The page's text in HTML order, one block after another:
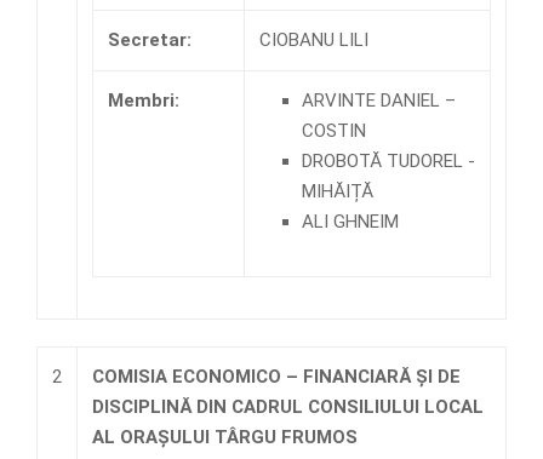
Secretar: CIOBANU LILI
Membri:
ARVINTE DANIEL –
COSTIN
DROBOTĂ TUDOREL -
MIHĂIȚĂ
ALI GHNEIM
2
COMISIA ECONOMICO – FINANCIARĂ ȘI DE
DISCIPLINĂ DIN CADRUL CONSILIULUI LOCAL
AL ORAȘULUI TÂRGU FRUMOS